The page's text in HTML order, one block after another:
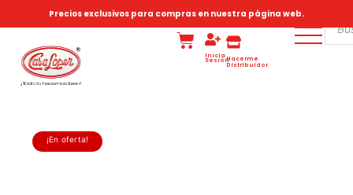
Precios exclusivos para compras en nuestra página web.
Inicia
SesiónHacerme
Distribuidor
¡En oferta!